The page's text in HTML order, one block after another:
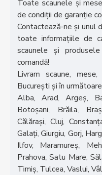
Toate scaunele și
de condiții de garanție
Contactează-ne și unul
toate informațiile de
scaunele și
comandă!
Livram scaune,
București și în
Alba, Arad, Argeș,
Botoșani, Brăila,
Călărași, Cluj,
Galați, Giurgiu, Gorj,
Ilfov, Maramureș,
Prahova, Satu Mare,
Timiș, Tulcea, Vaslui,